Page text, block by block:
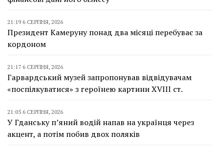
21:19 6 СЕРПНЯ, 2026
Президент Камеруну понад два місяці перебуває за
кордоном
21:17 6 СЕРПНЯ, 2026
Гарвардський музей запропонував відвідувачам
«поспілкуватися» з героїнею картини XVIII ст.
21:05 6 СЕРПНЯ, 2026
У Гданську п’яний водій напав на українця через
акцент, а потім побив двох поляків